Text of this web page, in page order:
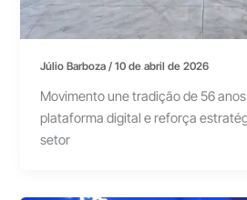
Júlio Barboza/10 de abril de 2026
Movimento une tradição de 56
plataforma digital e reforça
setor